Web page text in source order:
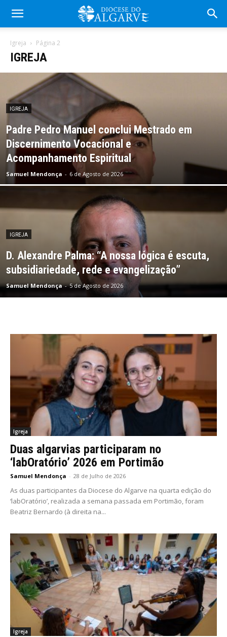
Igreja Página 2
IGREJA
IGREJA
Padre Pedro Manuel conclui Mestrado em
Discernimento Vocacional e
Acompanhamento Espiritual
Samuel Mendonça - 6 de Agosto de 2026
IGREJA
D. Alexandre Palma: “A nossa lógica é escuta,
subsidiariedade, rede e evangelização”
Samuel Mendonça - 5 de Agosto de 2026
Igreja
Duas algarvias participaram no
‘labOratório’ 2026 em Portimão
Samuel Mendonça - 28 de Julho de 2026
As duas participantes da Diocese do Algarve na quarta edição do
‘labOratório’, realizada a semana passada em Portimão, foram
Beatriz Bernardo (à direita na...
Igreja